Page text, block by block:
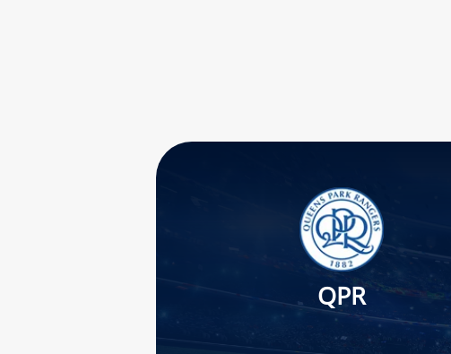
QPR